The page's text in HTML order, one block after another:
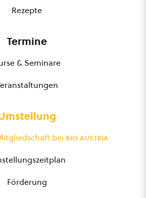
Rezepte
Termine
& Seminare
bei bio austria
Förderung